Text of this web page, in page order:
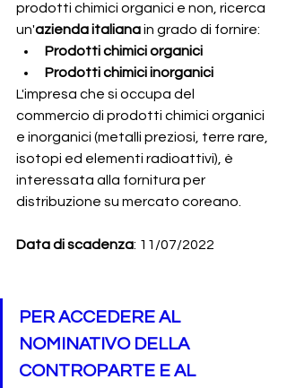
prodotti chimici organici e non, ricerca
un'azienda italiana in grado di fornire:
Prodotti chimici organici
Prodotti chimici inorganici
L'impresa che si occupa del
commercio di prodotti chimici organici
e inorganici (metalli preziosi, terre rare,
isotopi ed elementi radioattivi), è
interessata alla fornitura per
distribuzione su mercato coreano.
Data di scadenza: 11/07/2022
PER ACCEDERE AL
NOMINATIVO DELLA
CONTROPARTE E AL